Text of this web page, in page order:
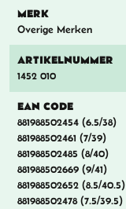
MERK
Overige Merken
ARTIKELNUMMER
1452 010
EAN CODE
881988502454 (6.5/38)
881988502461 (7/39)
881988502485 (8/40)
881988502669 (9/41)
881988502652 (8.5/40.5)
881988502478 (7.5/39.5)